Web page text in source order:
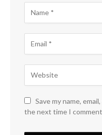
Save my name,
the next time I